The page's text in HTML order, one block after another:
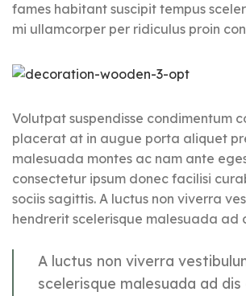
fames habitant suscipit tempus
mi ullamcorper per ridiculus proin
Volutpat suspendisse condimentum
placerat at in augue porta aliquet
malesuada montes ac nam ante
consectetur ipsum donec facilisi
sociis sagittis. A luctus non viverra
hendrerit scelerisque malesuada ad
A luctus non viverra
scelerisque malesuada ad dis